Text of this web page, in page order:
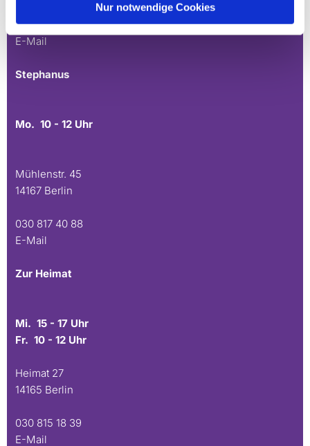
Nur notwendige Cookies
030 815 45 54
E-Mail
Stephanus
Mo. 10 - 12 Uhr
Mühlenstr. 45
14167 Berlin
030 817 40 88
E-Mail
Zur Heimat
Mi. 15 - 17 Uhr
Fr. 10 - 12 Uhr
Heimat 27
14165 Berlin
030 815 18 39
E-Mail